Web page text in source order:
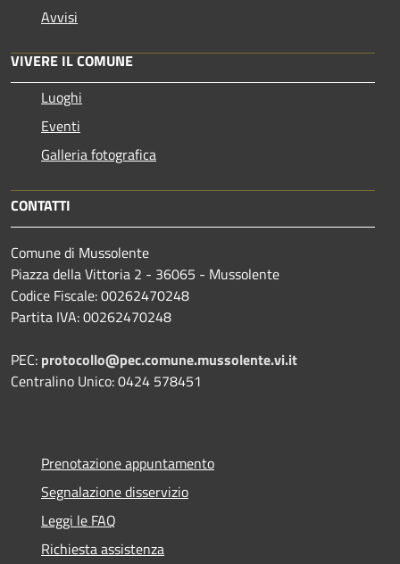
Avvisi
VIVERE IL COMUNE
Luoghi
Eventi
Galleria fotografica
CONTATTI
Comune di Mussolente
Piazza della Vittoria 2 - 36065 - Mussolente
Codice Fiscale: 00262470248
Partita IVA: 00262470248
PEC: protocollo@pec.comune.mussolente.vi.it
Centralino Unico: 0424 578451
Prenotazione appuntamento
Segnalazione disservizio
Leggi le FAQ
Richiesta assistenza